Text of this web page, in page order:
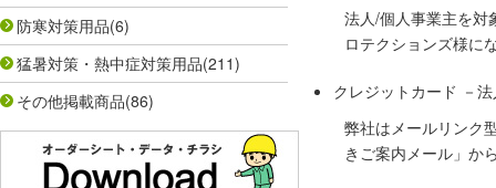
防寒対策用品(6)
猛暑対策・熱中症対策用品(211)
その他掲載商品(86)
法人/個人事業主を対
ロテクションズ様に
クレジットカード －
弊社はメールリンク
きご案内メール」か